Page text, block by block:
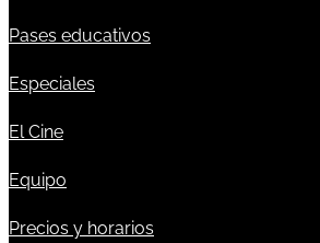
Pases educativos
Especiales
El Cine
Equipo
Precios y horarios